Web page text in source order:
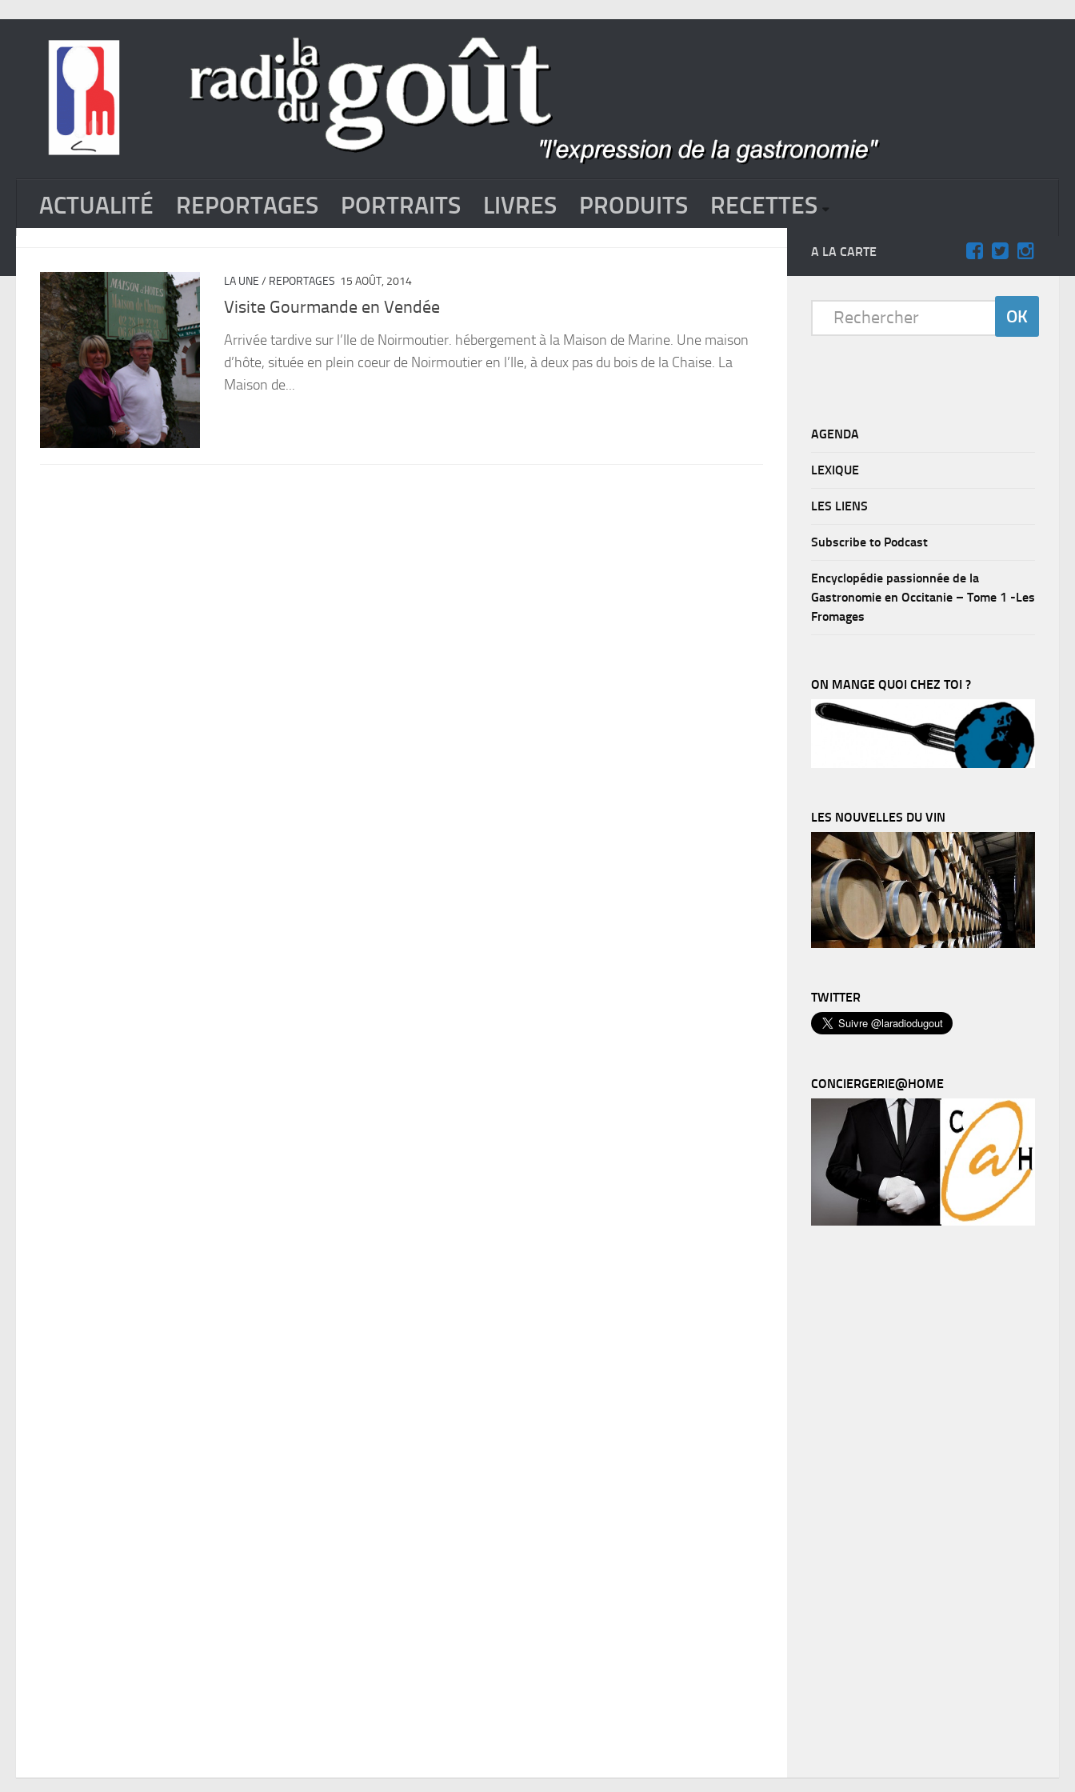
ACTUALITÉ REPORTAGES PORTRAITS LIVRES PRODUITS RECETTES
LA UNE / REPORTAGES 15 AOÛT, 2014
Visite Gourmande en Vendée
Arrivée tardive sur l’Ile de Noirmoutier. hébergement à la Maison de Marine. Une maison
d’hôte, située en plein coeur de Noirmoutier en l’Ile, à deux pas du bois de la Chaise. La
Maison de...
A LA CARTE
AGENDA
LEXIQUE
LES LIENS
Subscribe to Podcast
Encyclopédie passionnée de la
Gastronomie en Occitanie – Tome 1 -Les
Fromages
ON MANGE QUOI CHEZ TOI ?
LES NOUVELLES DU VIN
TWITTER
CONCIERGERIE@HOME